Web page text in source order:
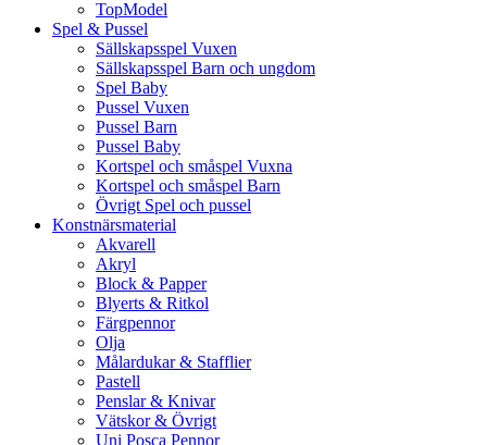
TopModel
Spel & Pussel
Sällskapsspel Vuxen
Sällskapsspel Barn och ungdom
Spel Baby
Pussel Vuxen
Pussel Barn
Pussel Baby
Kortspel och småspel Vuxna
Kortspel och småspel Barn
Övrigt Spel och pussel
Konstnärsmaterial
Akvarell
Akryl
Block & Papper
Blyerts & Ritkol
Färgpennor
Olja
Målardukar & Stafflier
Pastell
Penslar & Knivar
Vätskor & Övrigt
Uni Posca Pennor